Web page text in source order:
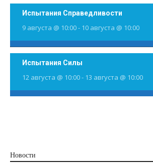
Испытания Справедливости
9 августа @ 10:00- 10 августа @ 10:00
Испытания Силы
12 августа @ 10:00- 13 августа @ 10:00
Новости